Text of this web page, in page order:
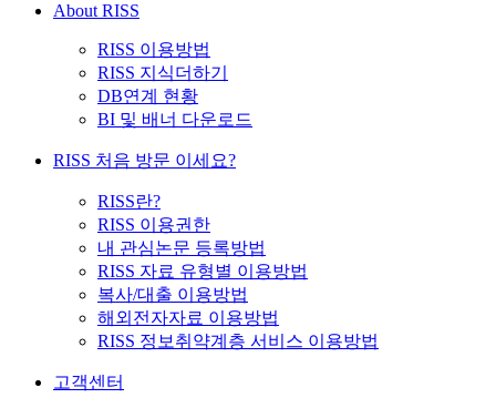
About RISS
RISS 이용방법
RISS 지식더하기
DB연계 현황
BI 및 배너 다운로드
RISS 처음 방문 이세요?
RISS란?
RISS 이용권한
내 관심논문 등록방법
RISS 자료 유형별 이용방법
복사/대출 이용방법
해외전자자료 이용방법
RISS 정보취약계층 서비스 이용방법
고객센터